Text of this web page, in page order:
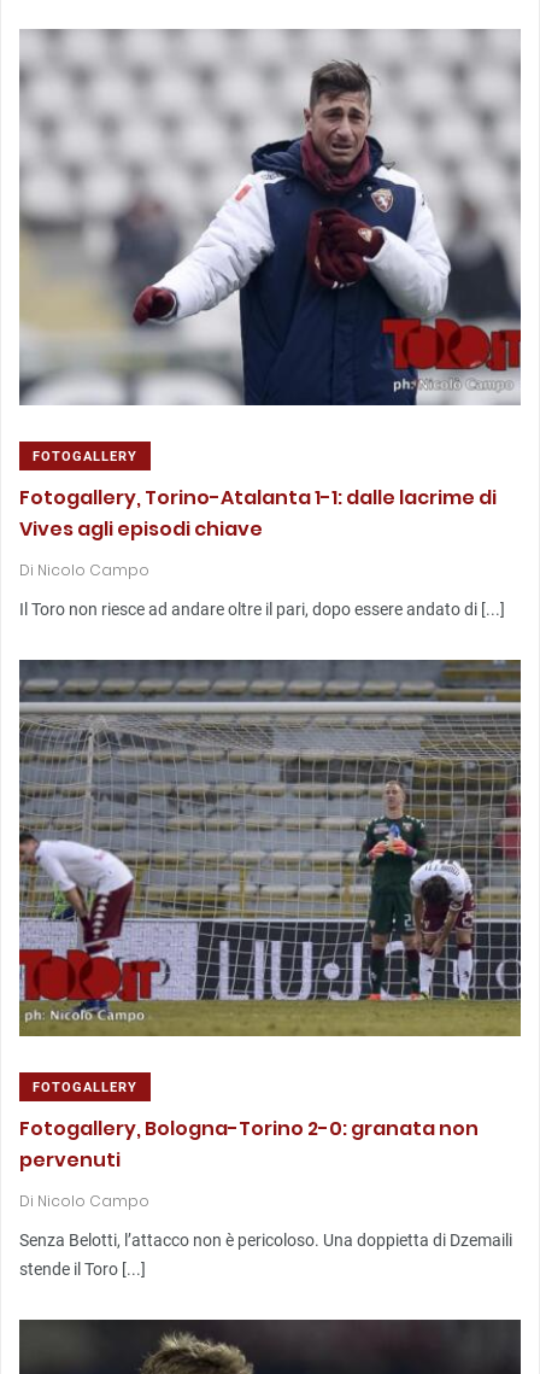
FOTOGALLERY
Fotogallery, Torino-Atalanta 1-1: dalle lacrime di
Vives agli episodi chiave
Di Nicolo Campo
Il Toro non riesce ad andare oltre il pari, dopo essere andato di [...]
FOTOGALLERY
Fotogallery, Bologna-Torino 2-0: granata non
pervenuti
Di Nicolo Campo
Senza Belotti, l’attacco non è pericoloso. Una doppietta di Dzemaili
stende il Toro [...]